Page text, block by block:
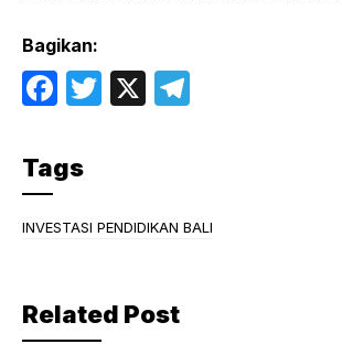
Bagikan:
F
c
e
b
o
k
T
X
a
Tags
INVESTASI PENDIDIKAN BALI
Related Post